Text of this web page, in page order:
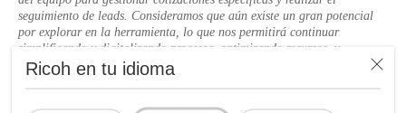
Ricoh en tu idioma
seguimiento de leads. Consideramos que aún existe un gran potencial
por explorar en la herramienta, lo que nos permitirá continuar
simplificando y digitalizando procesos, optimizando recursos, y
fomentando el crecimiento continuo de la empresa”